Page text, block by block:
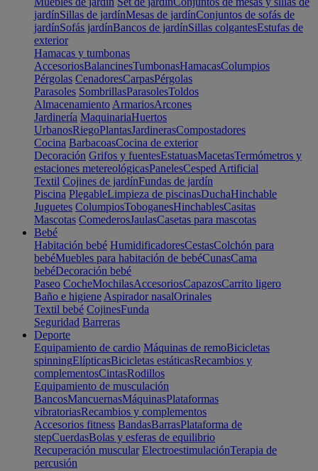
jardínSillas de jardínMesas de jardínConjuntos de sofás de
jardínSofás jardínBancos de jardínSillas colgantesEstufas de
exterior
Hamacas y tumbonas
AccesoriosBalancinesTumbonasHamacasColumpios
Pérgolas CenadoresCarpasPérgolas
Parasoles SombrillasParasolesToldos
Almacenamiento ArmariosArcones
Jardinería MaquinariaHuertos
UrbanosRiegoPlantasJardinerasCompostadores
Cocina BarbacoasCocina de exterior
Decoración Grifos y fuentesEstatuasMacetasTermómetros y
estaciones metereológicasPanelesCesped Artificial
Textil Cojines de jardínFundas de jardín
Piscina PlegableLimpieza de piscinasDuchaHinchable
Juguetes ColumpiosToboganesHinchablesCasitas
Mascotas ComederosJaulasCasetas para mascotas
Bebé
Habitación bebé HumidificadoresCestasColchón para
bebéMuebles para habitación de bebéCunasCama
bebéDecoración bebé
Paseo CocheMochilasAccesoriosCapazosCarrito ligero
Baño e higiene Aspirador nasalOrinales
Textil bebé CojinesFunda
Seguridad Barreras
Deporte
Equipamiento de cardio Máquinas de remoBicicletas
spinningElípticasBicicletas estáticasRecambios y
complementosCintasRodillos
Equipamiento de musculación
BancosMancuernasMáquinasPlataformas
vibratoriasRecambios y complementos
Accesorios fitness BandasBarrasPlataforma de
stepCuerdasBolas y esferas de equilibrio
Recuperación muscular ElectroestimulaciónTerapia de
percusión